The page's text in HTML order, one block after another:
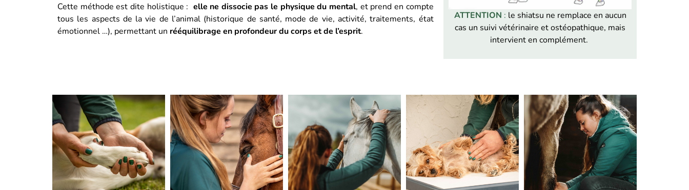
Cette méthode est dite holistique : elle ne dissocie pas le physique du mental, et prend en compte
tous les aspects de la vie de l’animal (historique de santé, mode de vie, activité, traitements, état
émotionnel …), permettant un rééquilibrage en profondeur du corps et de l’esprit.
ATTENTION : le shiatsu ne remplace en aucun
cas un suivi vétérinaire et ostéopathique, mais
intervient en complément.